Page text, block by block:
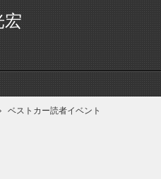
宏
ベストカー読者イベント